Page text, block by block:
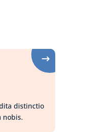
distinctio
nobis.